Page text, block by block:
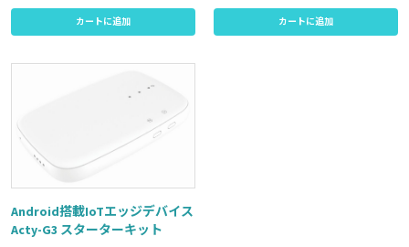
カートに追加 カートに追加
Android搭載IoTエッジデバイス
Acty-G3 スターターキット